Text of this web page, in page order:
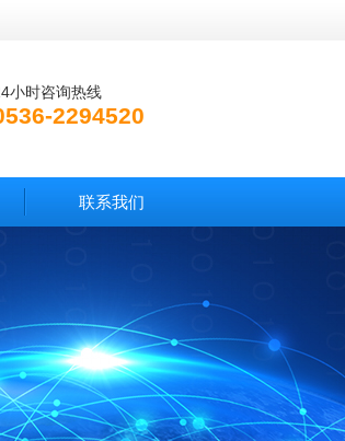
小时咨询热线
2294520
联系我们